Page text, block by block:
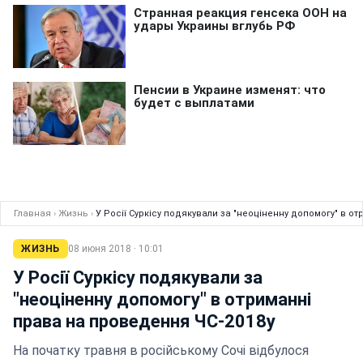
Главная › Жизнь › У Росії Суркісу подякували за "неоціненну допомогу" в
ЖИЗНЬ 08 июня 2018 · 10:01
У Росії Суркісу подякували за
"неоціненну допомогу" в отриманні
права на проведення ЧС-2018у
На початку травня в російському Сочі відбулося